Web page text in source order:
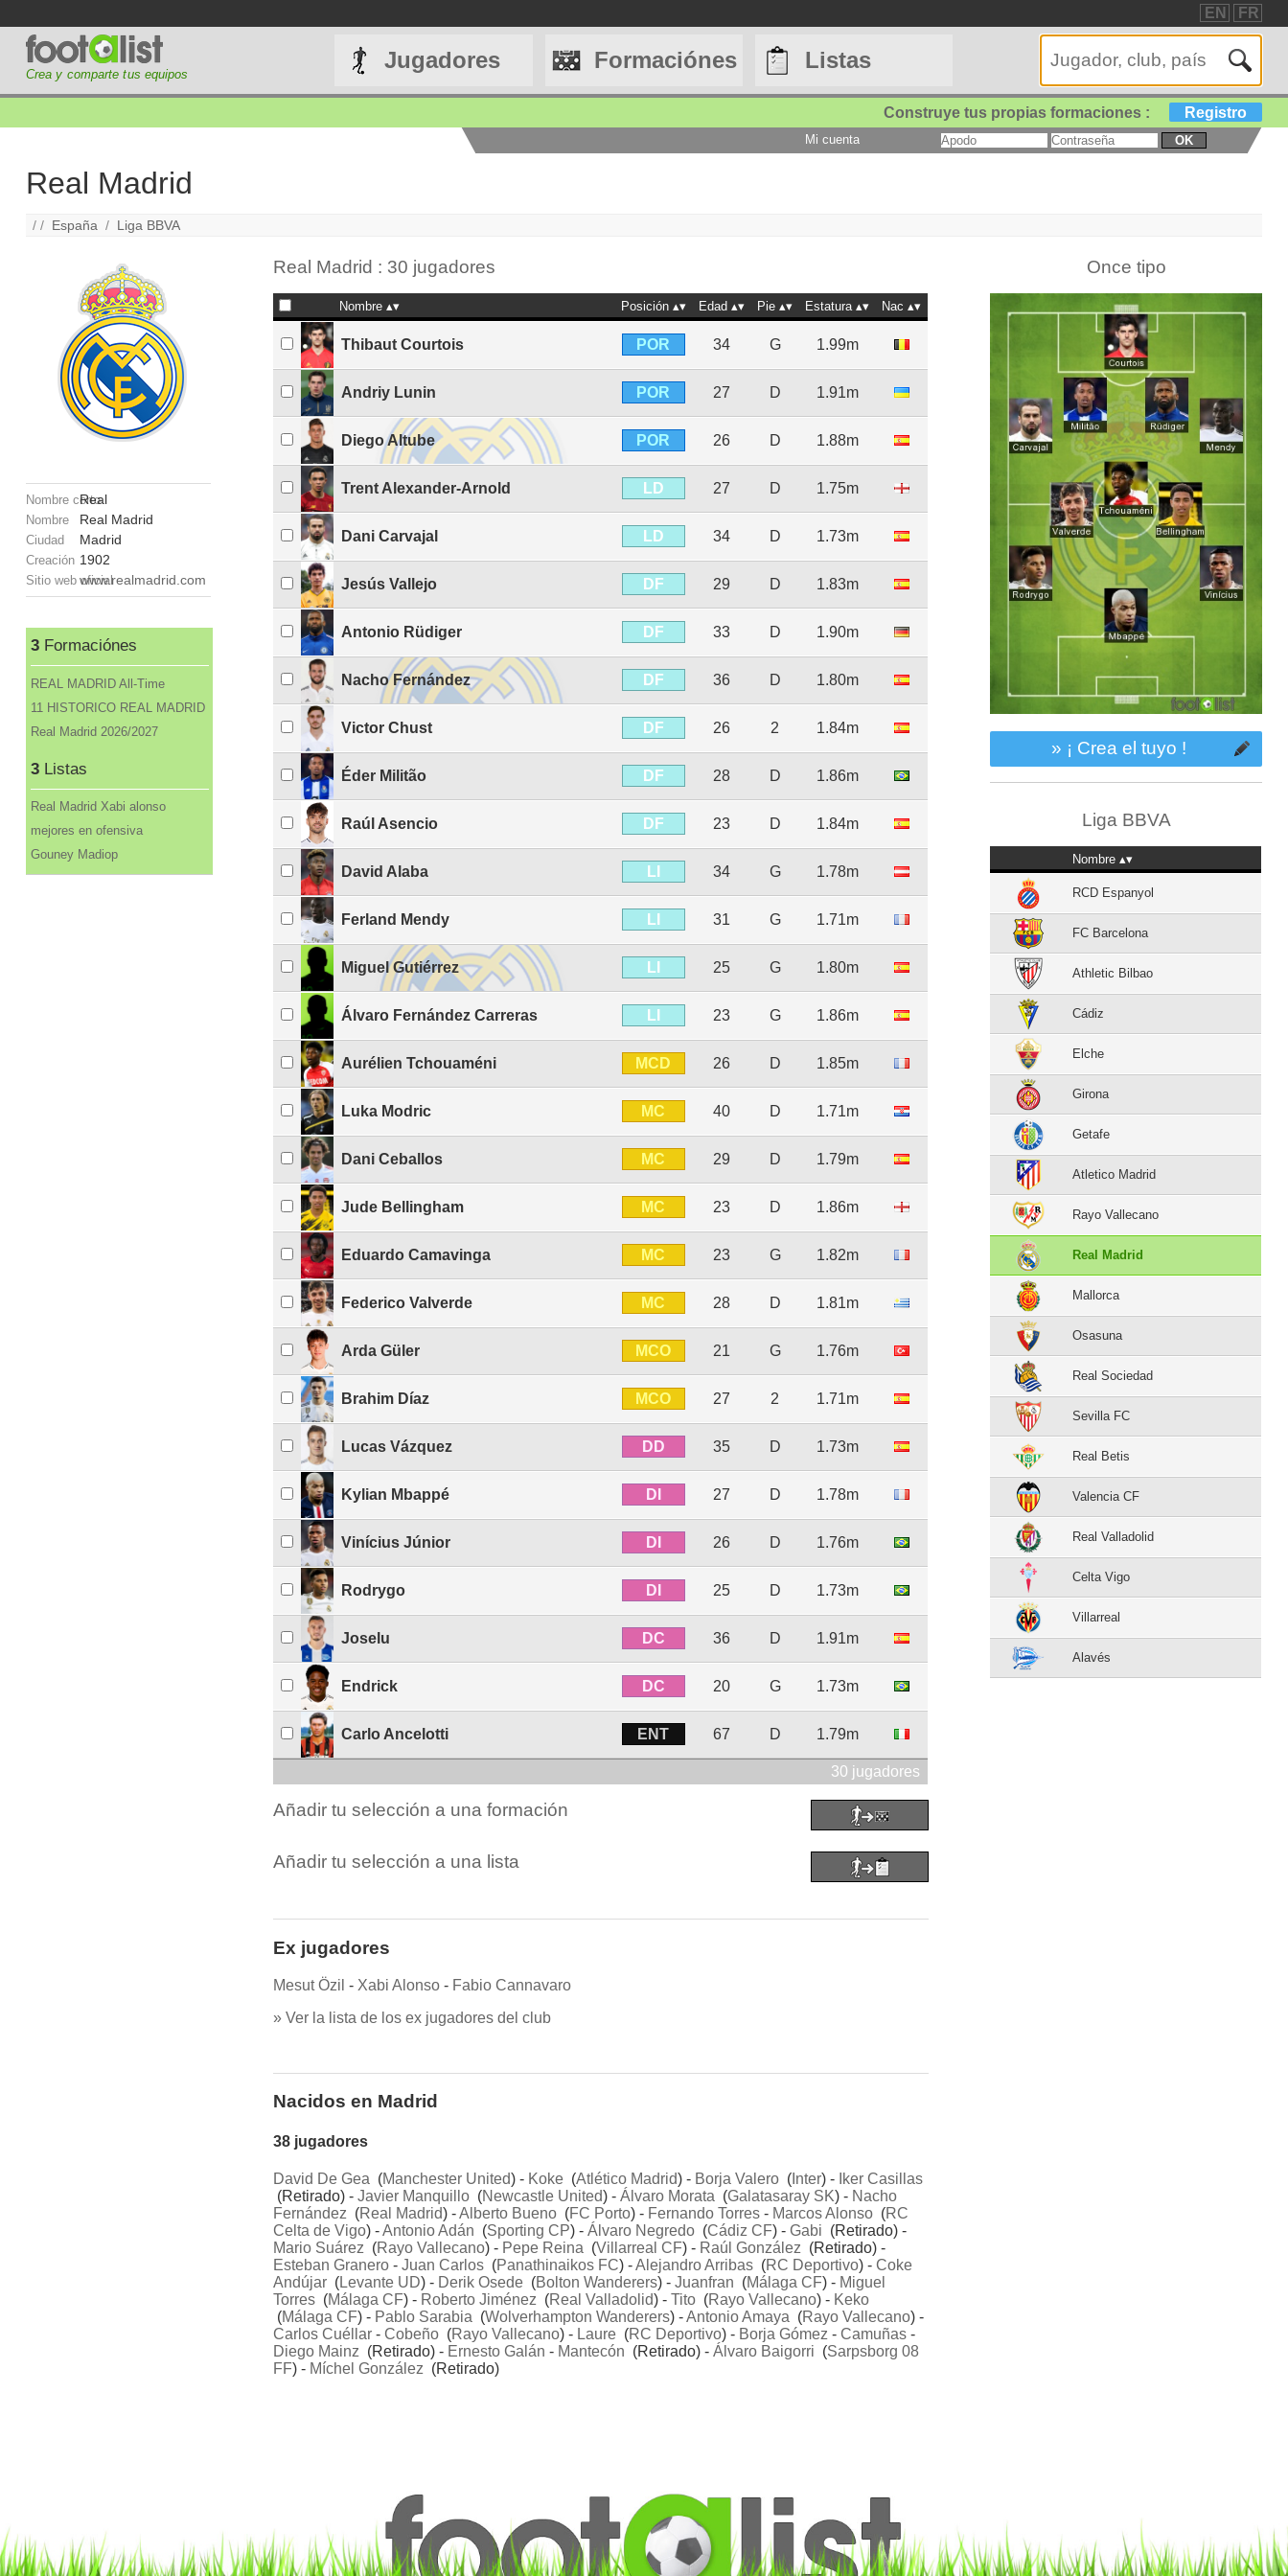
EN FR
Crea y comparte tus equipos
Jugadores Formaciónes Listas
Construye tus propias formaciones : Registro
Mi cuenta OK
Real Madrid
/ / España / Liga BBVA
Nombre corto
Real
Nombre Real Madrid
Ciudad Madrid
Creación 1902
Sitio web oficialwww.realmadrid.com
3Formaciónes
REAL MADRID All-Time
11 HISTORICO REAL MADRID
Real Madrid 2026/2027
3Listas
Real Madrid Xabi alonso
mejores en ofensiva
Gouney Madiop
Real Madrid : 30 jugadores
Nombre Posición Edad Pie Estatura Nac
Thibaut Courtois POR 34 G 1.99m
Andriy Lunin POR 27 D 1.91m
Diego Altube POR 26 D 1.88m
Trent Alexander-Arnold LD 27 D 1.75m
Dani Carvajal LD 34 D 1.73m
Jesús Vallejo DF 29 D 1.83m
Antonio Rüdiger DF 33 D 1.90m
Nacho Fernández DF 36 D 1.80m
Victor Chust DF 26 2 1.84m
Éder Militão DF 28 D 1.86m
Raúl Asencio DF 23 D 1.84m
David Alaba LI 34 G 1.78m
Ferland Mendy LI 31 G 1.71m
Miguel Gutiérrez LI 25 G 1.80m
Álvaro Fernández Carreras LI 23 G 1.86m
Aurélien Tchouaméni MCD 26 D 1.85m
Luka Modric MC 40 D 1.71m
Dani Ceballos MC 29 D 1.79m
Jude Bellingham MC 23 D 1.86m
Eduardo Camavinga MC 23 G 1.82m
Federico Valverde MC 28 D 1.81m
Arda Güler MCO 21 G 1.76m
Brahim Díaz MCO 27 2 1.71m
Lucas Vázquez DD 35 D 1.73m
Kylian Mbappé DI 27 D 1.78m
Vinícius Júnior DI 26 D 1.76m
Rodrygo DI 25 D 1.73m
Joselu DC 36 D 1.91m
Endrick DC 20 G 1.73m
Carlo Ancelotti ENT 67 D 1.79m
30 jugadores
Añadir tu selección a una formación
Añadir tu selección a una lista
Ex jugadores
Mesut Özil - Xabi Alonso- Fabio Cannavaro
» Ver la lista de los ex jugadores del club
Nacidos en Madrid
38 jugadores
David De Gea (Manchester United) - Koke(Atlético Madrid) - Borja Valero(Inter) - Iker Casillas
(Retirado) - Javier Manquillo(Newcastle United) - Álvaro Morata (Galatasaray SK) - Nacho
Fernández (Real Madrid) -Alberto Bueno(FC Porto) - Fernando Torres- Marcos Alonso(RC
Celta de Vigo) -Antonio Adán (Sporting CP) - Álvaro Negredo(Cádiz CF) - Gabi (Retirado) -
Mario Suárez (Rayo Vallecano) - Pepe Reina (Villarreal CF) - Raúl González (Retirado) -
Esteban Granero- Juan Carlos(Panathinaikos FC) -Alejandro Arribas(RC Deportivo) - Coke
Andújar(Levante UD) - Derik Osede(Bolton Wanderers) - Juanfran (Málaga CF) - Miguel
Torres(Málaga CF) - Roberto Jiménez (Real Valladolid) - Tito(Rayo Vallecano) - Keko
(Málaga CF) - Pablo Sarabia (Wolverhampton Wanderers) -Antonio Amaya (Rayo Vallecano) -
Carlos Cuéllar- Cobeño(Rayo Vallecano) - Laure(RC Deportivo) - Borja Gómez - Camuñas-
Diego Mainz (Retirado) - Ernesto Galán - Mantecón (Retirado) - Álvaro Baigorri (Sarpsborg 08
FF) - Míchel González (Retirado)
Once tipo
» ¡ Crea el tuyo !
Liga BBVA
Nombre
RCD Espanyol
FC Barcelona
Athletic Bilbao
Cádiz
Elche
Girona
Getafe
Atletico Madrid
Rayo Vallecano
Real Madrid
Mallorca
Osasuna
Real Sociedad
Sevilla FC
Real Betis
Valencia CF
Real Valladolid
Celta Vigo
Villarreal
Alavés